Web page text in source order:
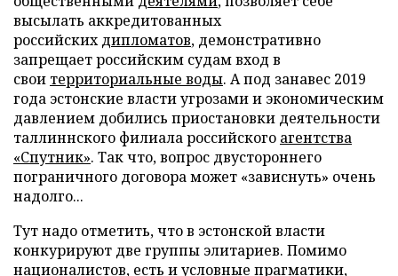
высылать аккредитованных
российскихдипломатов, демонстративно
запрещает российским судам вход в
свои территориальные воды. А под занавес 2019
года эстонские власти угрозами и экономическим
давлением добились приостановки деятельности
таллиннского филиала российского агентства
«Спутник». Так что, вопрос двустороннего
пограничного договора может «зависнуть» очень
надолго...
Тут надо отметить, что в эстонской власти
конкурируют две группы элитариев. Помимо
националистов, есть и условные прагматики,